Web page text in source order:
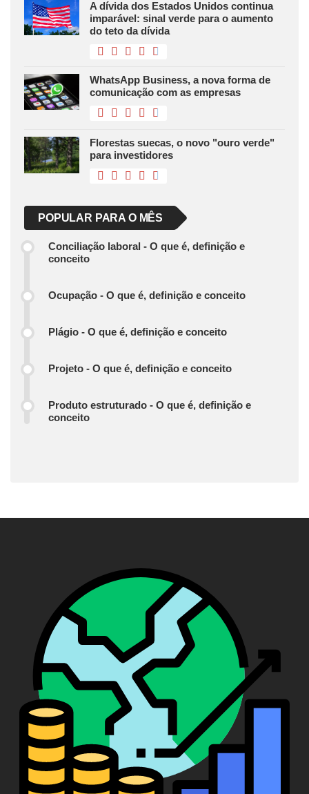
A dívida dos Estados Unidos continua
imparável: sinal verde para o aumento
do teto da dívida
WhatsApp Business, a nova forma de
comunicação com as empresas
Florestas suecas, o novo "ouro verde"
para investidores
POPULAR PARA O MÊS
Conciliação laboral - O que é, definição e
conceito
Ocupação - O que é, definição e conceito
Plágio - O que é, definição e conceito
Projeto - O que é, definição e conceito
Produto estruturado - O que é, definição e
conceito